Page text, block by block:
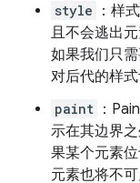
style
：样
且不会逃出
如果我们只
对后代的样式
paint
：
示在其边界
果某个元素
元素也将不